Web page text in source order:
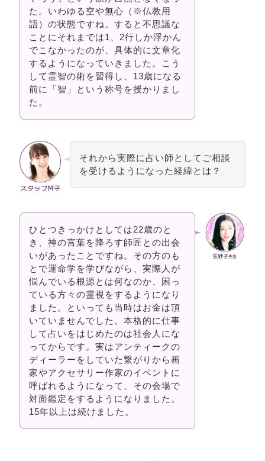
た。いわゆる空や無心（※仏教用
語）の状態ですね。すると不思議な
ことにそれまでは1、2行しか浮かん
でこなかったのが、具体的に文章化
するようになっていきました。こう
して霊智の術を習得し、13歳になる
前に「智」という称号を授かりまし
た。
それから実際に占い師としてご相談
を受けるようになった経緯とは？
ひとつきっかけとしては22歳のと
き、神の言葉を降ろす師匠との出会
いがあったことですね。その方のも
とで運命学を学びながら、実際人が
悩んでいる根源とは何なのか、困っ
ている方々の霊視をするようになり
ました。といっても当時はお金は頂
いていませんでした。本格的に仕事
して占いをはじめたのは社会人にな
ってからです。実はアンティークの
ディーラーをしていた繋がりから画
家やアクセサリー作家のイベントに
呼ばれるようになって、その会場で
対面鑑定をするようになりました。
15年以上は続けました。